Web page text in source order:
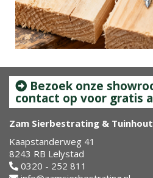
Bezoek onze
contact op voor gratis
Zam Sierbestrating & Tuinhout
Kaapstanderweg 41
8243 RB Lelystad
0320 - 252 811